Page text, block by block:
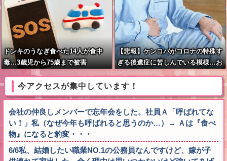
ドンキのうなぎ食べた14人が食中
毒…3歳児から75歳まで被害
【悲報】ケンコバがコロナの特殊す
ぎる後遺症に苦しんでいる模様…お
前らの周りにもこんな奴いる？
今アクセスが集中しています！
会社の仲良しメンバーで忘年会をした。社員Ａ「呼ばれてな
い！」私（なぜ今年も呼ばれると思うのか…）→ Ａは『食べ
物』になると豹変・・・
6/6私、結婚したい職業NO.1の公務員なんですけど、嫁が子